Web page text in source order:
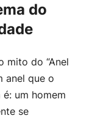
do
mito do “Anel
anel que o
é: um homem
se